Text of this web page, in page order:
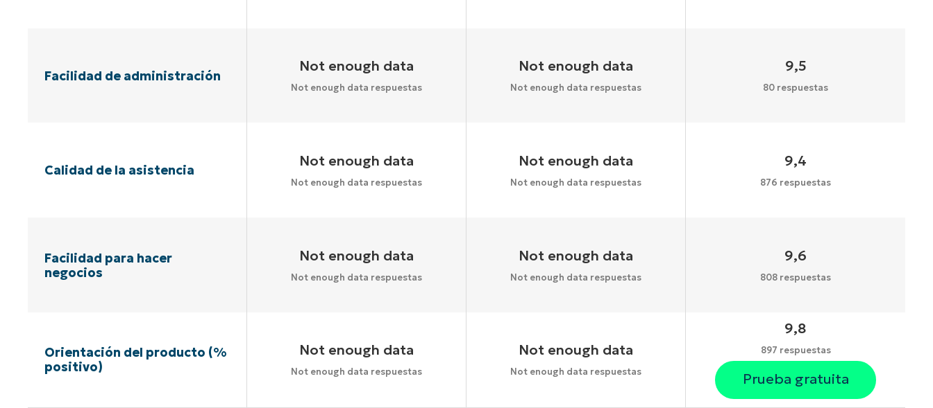
Facilidad de administración
Not enough data
Not enough data respuestas
Not enough data
Not enough data respuestas
9,5
80 respuestas
Calidad de la asistencia
Not enough data
Not enough data respuestas
Not enough data
Not enough data respuestas
9,4
876 respuestas
Facilidad para hacer
negocios
Not enough data
Not enough data respuestas
Not enough data
Not enough data respuestas
9,6
808 respuestas
Orientación del producto (%
positivo)
Not enough data
Not enough data respuestas
Not enough data
Not enough data respuestas
9,8
897 respuestas
Prueba gratuita